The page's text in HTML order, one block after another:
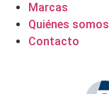
Marcas
Quiénes somos
Contacto